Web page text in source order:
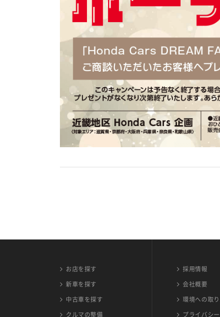
お店を探す
新車を探す
中古車を探す
クルマの整備
採用情報
会社概要
環境への取
プライバシ